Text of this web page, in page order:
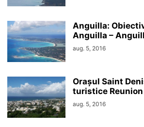
Anguilla:
Anguilla –
aug. 5, 2016
Orașul Saint
turistice Reunion
aug. 5, 2016